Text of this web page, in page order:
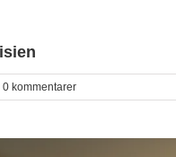
0 kommentarer